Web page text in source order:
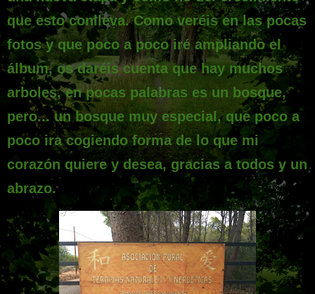
que esto conlleva. Como veréis en las pocas
fotos y que poco a poco iré ampliando el
álbum, os daréis cuenta que hay muchos
arboles, en pocas palabras es un bosque,
pero... un bosque muy especial, que poco a
poco ira cogiendo forma de lo que mi
corazón quiere y desea, gracias a todos y un
abrazo.